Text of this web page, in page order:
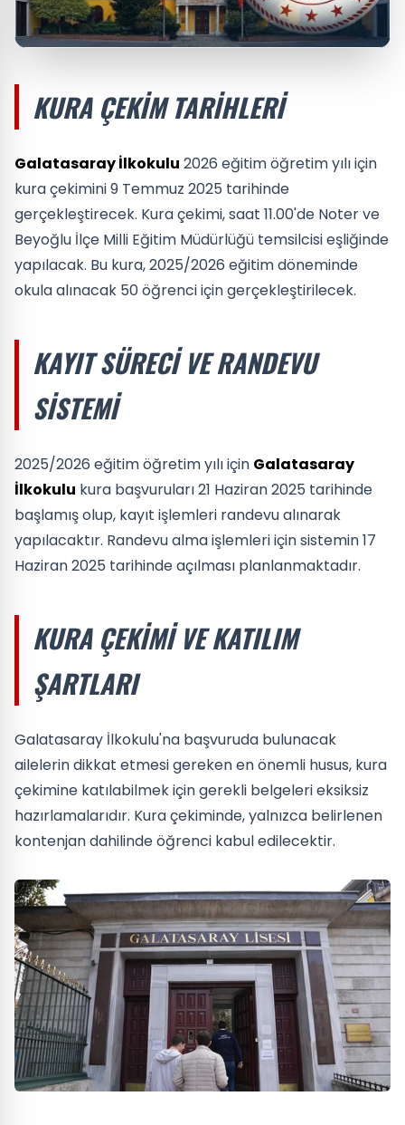
KURA ÇEKIM TARIHLERI
Galatasaray İlkokulu 2026 eğitim öğretim yılı için
kura çekimini 9 Temmuz 2025 tarihinde
gerçekleştirecek. Kura çekimi, saat 11.00'de Noter ve
Beyoğlu İlçe Milli Eğitim Müdürlüğü temsilcisi eşliğinde
yapılacak. Bu kura, 2025/2026 eğitim döneminde
okula alınacak 50 öğrenci için gerçekleştirilecek.
KAYIT SÜRECI VE RANDEVU
SISTEMI
2025/2026 eğitim öğretim yılı için Galatasaray
İlkokulu kura başvuruları 21 Haziran 2025 tarihinde
başlamış olup, kayıt işlemleri randevu alınarak
yapılacaktır. Randevu alma işlemleri için sistemin 17
Haziran 2025 tarihinde açılması planlanmaktadır.
KURA ÇEKIMI VE KATILIM
ŞARTLARI
Galatasaray İlkokulu'na başvuruda bulunacak
ailelerin dikkat etmesi gereken en önemli husus, kura
çekimine katılabilmek için gerekli belgeleri eksiksiz
hazırlamalarıdır. Kura çekiminde, yalnızca belirlenen
kontenjan dahilinde öğrenci kabul edilecektir.